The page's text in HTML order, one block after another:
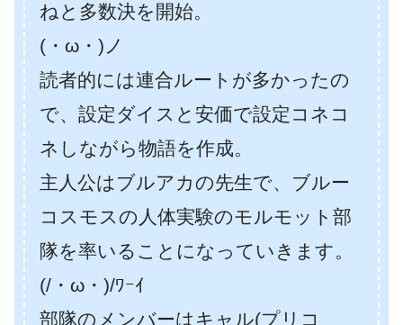
ねと多数決を開始。
(・ω・)ノ
読者的には連合ルートが多かったの
で、設定ダイスと安価で設定コネコ
ネしながら物語を作成。
主人公はブルアカの先生で、ブルー
コスモスの人体実験のモルモット部
隊を率いることになっていきます。
(/・ω・)/ﾜｰｲ
部隊のメンバーはキャル(プリコ